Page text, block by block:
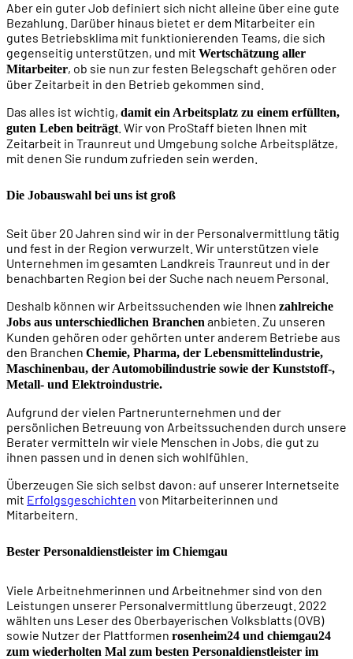
Aber ein guter Job definiert sich nicht alleine über eine gute
Bezahlung. Darüber hinaus bietet er dem Mitarbeiter ein
gutes Betriebsklima mit funktionierenden Teams, die sich
gegenseitig unterstützen, und mit Wertschätzung aller
Mitarbeiter, ob sie nun zur festen Belegschaft gehören oder
über Zeitarbeit in den Betrieb gekommen sind.
Das alles ist wichtig, damit ein Arbeitsplatz zu einem erfüllten,
guten Leben beiträgt . Wir von ProStaff bieten Ihnen mit
Zeitarbeit in Traunreut und Umgebung solche Arbeitsplätze,
mit denen Sie rundum zufrieden sein werden.
Die Jobauswahl bei uns ist groß
Seit über 20 Jahren sind wir in der Personalvermittlung tätig
und fest in der Region verwurzelt. Wir unterstützen viele
Unternehmen im gesamten Landkreis Traunreut und in der
benachbarten Region bei der Suche nach neuem Personal.
Deshalb können wir Arbeitssuchenden wie Ihnen zahlreiche
Jobs aus unterschiedlichen Branchen anbieten. Zu unseren
Kunden gehören oder gehörten unter anderem Betriebe aus
den Branchen Chemie, Pharma, der Lebensmittelindustrie,
Maschinenbau, der Automobilindustrie sowie der Kunststoff-,
Metall- und Elektroindustrie.
Aufgrund der vielen Partnerunternehmen und der
persönlichen Betreuung von Arbeitssuchenden durch unsere
Berater vermitteln wir viele Menschen in Jobs, die gut zu
ihnen passen und in denen sich wohlfühlen.
Überzeugen Sie sich selbst davon: auf unserer Internetseite
mit Erfolgsgeschichten von Mitarbeiterinnen und
Mitarbeitern.
Bester Personaldienstleister im Chiemgau
Viele Arbeitnehmerinnen und Arbeitnehmer sind von den
Leistungen unserer Personalvermittlung überzeugt. 2022
wählten uns Leser des Oberbayerischen Volksblatts (OVB)
sowie Nutzer der Plattformen rosenheim24 und chiemgau24
zum wiederholten Mal zum besten Personaldienstleister im